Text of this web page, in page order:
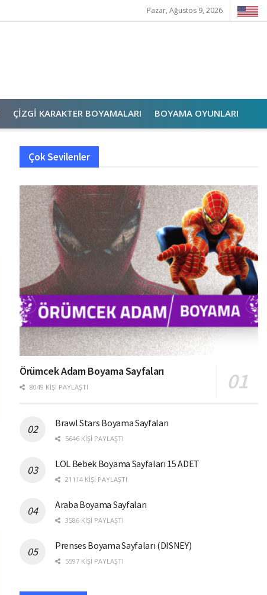
Pazar, Ağustos 9, 2026
ÇIZGI KARAKTER BOYAMALARI BOYAMA OYUNLARI
Çok Sevilenler
Örümcek Adam Boyama Sayfaları
8049 KIŞI PAYLAŞTI
Brawl Stars Boyama Sayfaları
5646 KIŞI PAYLAŞTI
LOL Bebek Boyama Sayfaları 15 ADET
21114 KIŞI PAYLAŞTI
Araba Boyama Sayfaları
3586 KIŞI PAYLAŞTI
Prenses Boyama Sayfaları (DISNEY)
5597 KIŞI PAYLAŞTI